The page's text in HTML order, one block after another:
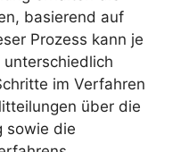
basierend auf
Prozess kann je
unterschiedlich
im Verfahren
über die
sowie die